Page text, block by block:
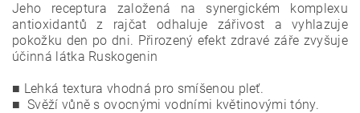
Jeho receptura založená na synergickém komplexu
antioxidantů z rajčat odhaluje zářivost a vyhlazuje
pokožku den po dni. Přirozený efekt zdravé záře zvyšuje
účinná látka Ruskogenin
■ Lehká textura vhodná pro smíšenou pleť.
■ Svěží vůně s ovocnými vodními květinovými tóny.